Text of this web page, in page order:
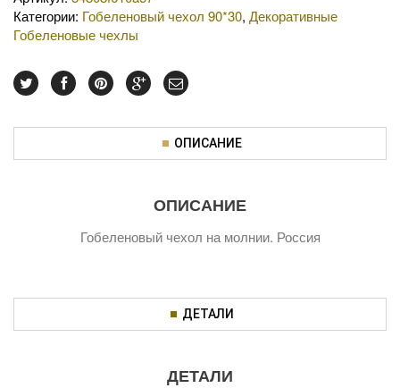
Категории: Гобеленовый чехол 90*30, Декоративные
Гобеленовые чехлы
ОПИСАНИЕ
ОПИСАНИЕ
Гобеленовый чехол на молнии. Россия
ДЕТАЛИ
ДЕТАЛИ